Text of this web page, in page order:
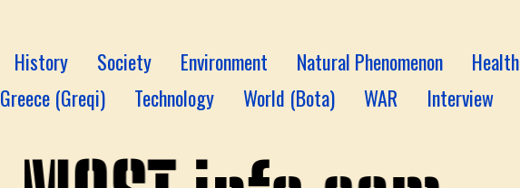
History Society Environment Natural Phenomenon Health
Greece (Greqi) Technology World (Bota) WAR Interview